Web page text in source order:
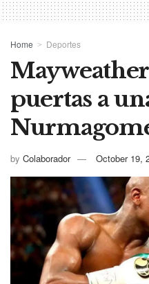
Home Deportes
puertas a
by Colaborador October 19,